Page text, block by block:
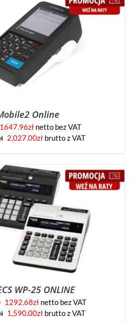
Online
1647.96zł netto bez VAT
2,027.00złbrutto z VAT
WP-25 ONLINE
1292.68złnetto bez VAT
1,590.00złbrutto z VAT